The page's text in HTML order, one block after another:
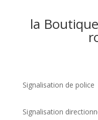
la
Signalisation de police
Signalisation